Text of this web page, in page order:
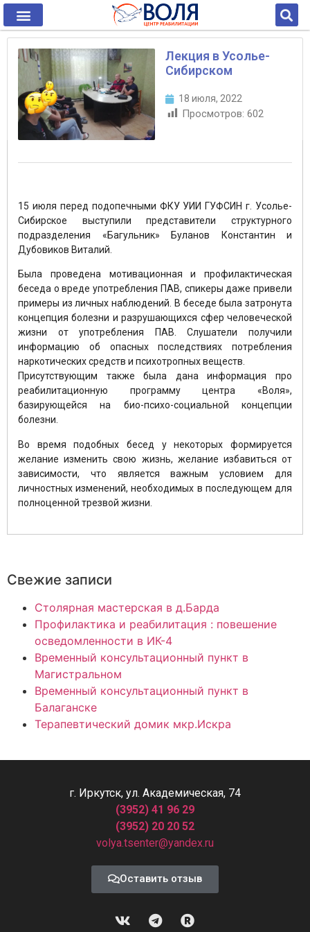
Лекция в Усолье-
Сибирском
18 июля, 2022
Просмотров: 602
15 июля перед подопечными ФКУ УИИ ГУФСИН г. Усолье-
Сибирское выступили представители структурного
подразделения «Багульник» Буланов Константин и
Дубовиков Виталий.
Была проведена мотивационная и профилактическая
беседа о вреде употребления ПАВ, спикеры даже привели
примеры из личных наблюдений. В беседе была затронута
концепция болезни и разрушающихся сфер человеческой
жизни от употребления ПАВ. Слушатели получили
информацию об опасных последствиях потребления
наркотических средств и психотропных веществ.
Присутствующим также была дана информация про
реабилитационную программу центра «Воля»,
базирующейся на био-психо-социальной концепции
болезни.
Во время подобных бесед у некоторых формируется
желание изменить свою жизнь, желание избавиться от
зависимости, что является важным условием для
личностных изменений, необходимых в последующем для
полноценной трезвой жизни.
Свежие записи
Столярная мастерская в д.Барда
Профилактика и реабилитация : повешение
осведомленности в ИК-4
Временный консультационный пункт в
Магистральном
Временный консультационный пункт в
Балаганске
Терапевтический домик мкр.Искра
г. Иркутск, ул. Академическая, 74
(3952) 41 96 29
(3952) 20 20 52
volya.tsenter@yandex.ru
Оставить отзыв